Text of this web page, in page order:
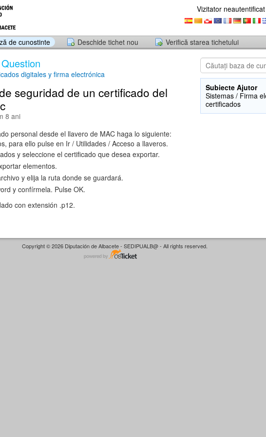
Vizitator
de cunostinte Deschide tichet nou Verifică starea tichetului
digitales y firma electrónica
seguridad de un certificado del
8 ani
personal desde el llavero de MAC haga lo siguiente:
para ello pulse en Ir / Utilidades / Acceso a llaveros.
y seleccione el certificado que desea exportar.
elementos.
y elija la ruta donde se guardará.
y confírmela. Pulse OK.
con extensión .p12.
Subiecte Ajutor
Sistemas / Firma
certificados
Copyright © 2026 Diputación de Albacete - SEDIPUALB@ - All rights reserved.